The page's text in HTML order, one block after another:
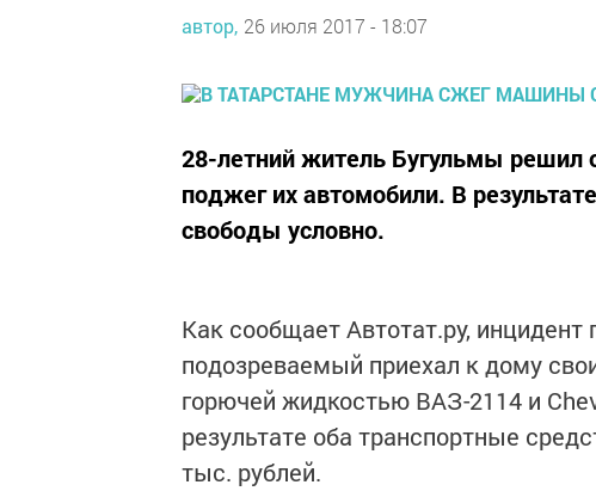
автор, 26 июля 2017 - 18:07
28-летний житель Бугульмы решил
поджег их автомобили. В
свободы условно.
Как сообщает Автотат.ру, инцидент
подозреваемый приехал к дому
горючей жидкостью ВАЗ-2114 и
результате оба транспортные
тыс. рублей.